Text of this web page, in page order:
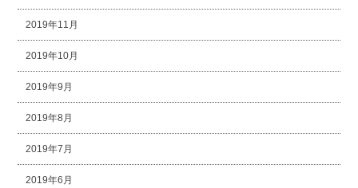
2019年11月
2019年10月
2019年9月
2019年8月
2019年7月
2019年6月